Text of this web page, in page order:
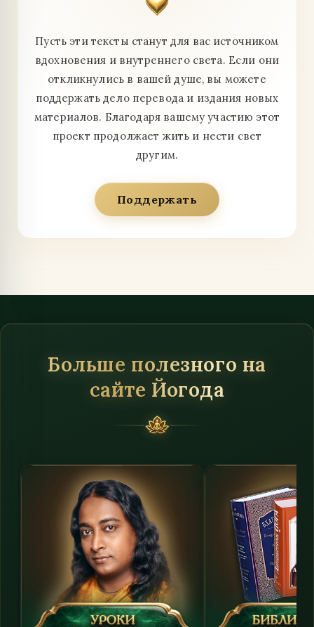
Пусть эти тексты станут для вас источником
вдохновения и внутреннего света. Если они
откликнулись в вашей душе, вы можете
поддержать дело перевода и издания новых
материалов. Благодаря вашему участию этот
проект продолжает жить и нести свет
другим.
Поддержать
Больше полезного на
сайте Йогода